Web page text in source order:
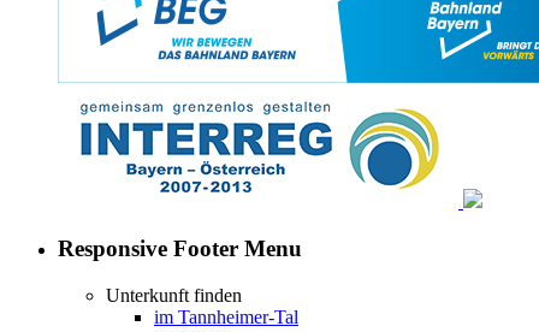
Responsive Footer Menu
Unterkunft finden
im Tannheimer-Tal